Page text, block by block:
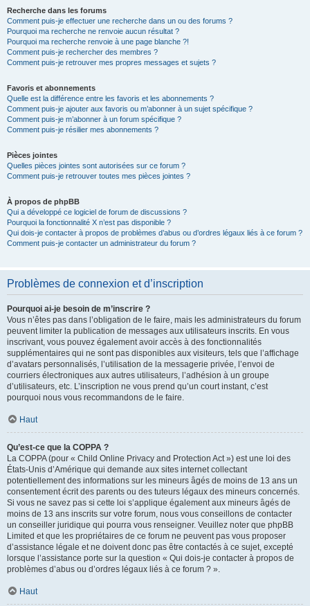
Recherche dans les forums
Comment puis-je effectuer une recherche dans un ou des forums ?
Pourquoi ma recherche ne renvoie aucun résultat ?
Pourquoi ma recherche renvoie à une page blanche ?!
Comment puis-je rechercher des membres ?
Comment puis-je retrouver mes propres messages et sujets ?
Favoris et abonnements
Quelle est la différence entre les favoris et les abonnements ?
Comment puis-je ajouter aux favoris ou m’abonner à un sujet spécifique ?
Comment puis-je m’abonner à un forum spécifique ?
Comment puis-je résilier mes abonnements ?
Pièces jointes
Quelles pièces jointes sont autorisées sur ce forum ?
Comment puis-je retrouver toutes mes pièces jointes ?
À propos de phpBB
Qui a développé ce logiciel de forum de discussions ?
Pourquoi la fonctionnalité X n’est pas disponible ?
Qui dois-je contacter à propos de problèmes d’abus ou d’ordres légaux liés à ce forum ?
Comment puis-je contacter un administrateur du forum ?
Problèmes de connexion et d’inscription
Pourquoi ai-je besoin de m’inscrire ?
Vous n’êtes pas dans l’obligation de le faire, mais les administrateurs du forum
peuvent limiter la publication de messages aux utilisateurs inscrits. En vous
inscrivant, vous pouvez également avoir accès à des fonctionnalités
supplémentaires qui ne sont pas disponibles aux visiteurs, tels que l’affichage
d’avatars personnalisés, l’utilisation de la messagerie privée, l’envoi de
courriers électroniques aux autres utilisateurs, l’adhésion à un groupe
d’utilisateurs, etc. L’inscription ne vous prend qu’un court instant, c’est
pourquoi nous vous recommandons de le faire.
Haut
Qu’est-ce que la COPPA ?
La COPPA (pour « Child Online Privacy and Protection Act ») est une loi des
États-Unis d’Amérique qui demande aux sites internet collectant
potentiellement des informations sur les mineurs âgés de moins de 13 ans un
consentement écrit des parents ou des tuteurs légaux des mineurs concernés.
Si vous ne savez pas si cette loi s’applique également aux mineurs âgés de
moins de 13 ans inscrits sur votre forum, nous vous conseillons de contacter
un conseiller juridique qui pourra vous renseigner. Veuillez noter que phpBB
Limited et que les propriétaires de ce forum ne peuvent pas vous proposer
d’assistance légale et ne doivent donc pas être contactés à ce sujet, excepté
lorsque l’assistance porte sur la question « Qui dois-je contacter à propos de
problèmes d’abus ou d’ordres légaux liés à ce forum ? ».
Haut